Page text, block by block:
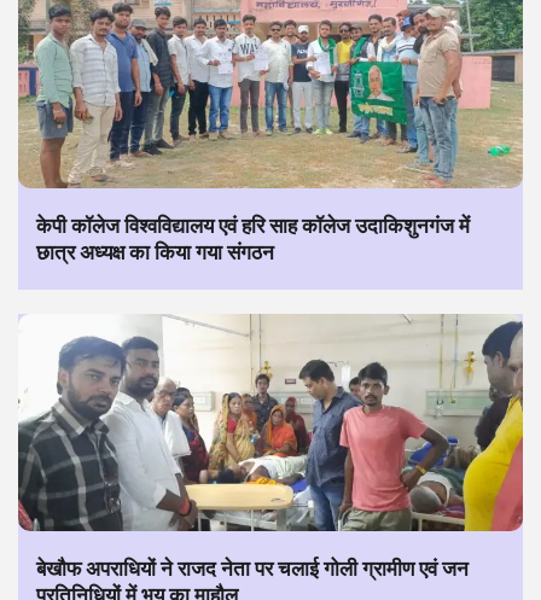
केपी कॉलेज विश्वविद्यालय एवं हरि साह कॉलेज उदाकिशुनगंज में
छात्र अध्यक्ष का किया गया संगठन
बेखौफ अपराधियों ने राजद नेता पर चलाई गोली ग्रामीण एवं जन